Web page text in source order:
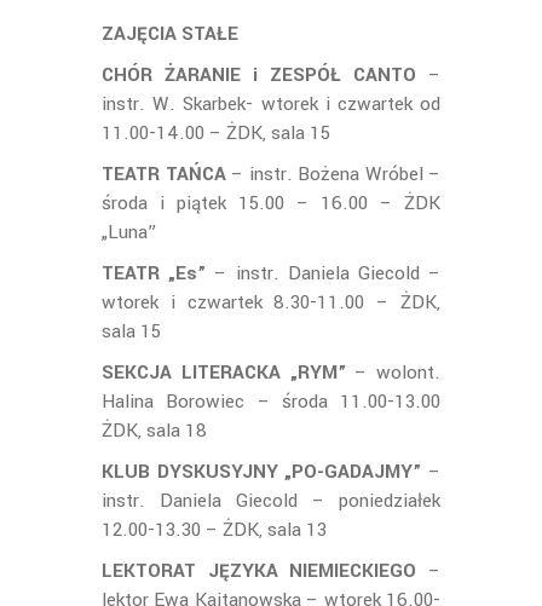
ZAJĘCIA STAŁE
CHÓR ŻARANIE i ZESPÓŁ CANTO –
instr. W. Skarbek- wtorek i czwartek od
11.00-14.00 – ŻDK, sala 15
TEATR TAŃCA – instr. Bożena Wróbel –
środa i piątek 15.00 – 16.00 – ŻDK
„Luna”
TEATR „Es” – instr. Daniela Giecold –
wtorek i czwartek 8.30-11.00 – ŻDK,
sala 15
SEKCJA LITERACKA „RYM” – wolont.
Halina Borowiec – środa 11.00-13.00
ŻDK, sala 18
KLUB DYSKUSYJNY „PO-GADAJMY” –
instr. Daniela Giecold – poniedziałek
12.00-13.30 – ŻDK, sala 13
LEKTORAT JĘZYKA NIEMIECKIEGO –
lektor Ewa Kajtanowska – wtorek 16.00-